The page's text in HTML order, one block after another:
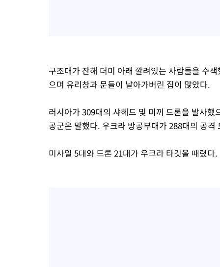
구조대가 잔해 더미 아래 깔려있는 사람들을 수
으며 유리창과 문들이 날아가버린 집이 많았다.
러시아가 309대의 샤헤드 및 미끼 드론을 발사
공군은 말했다. 우크라 방공부대가 288대의 공
미사일 5대와 드론 21대가 우크라 타깃을 때렸다.